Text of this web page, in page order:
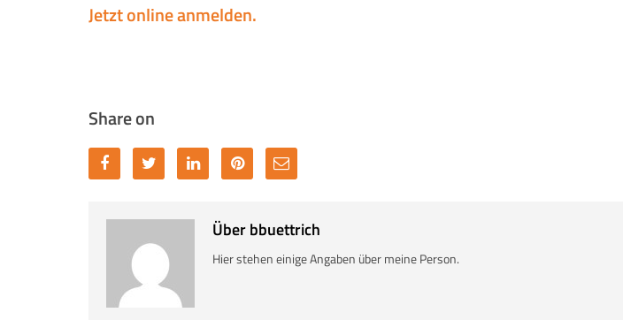
Jetzt online anmelden.
Share on
Über bbuettrich
Hier stehen einige Angaben über meine Person.